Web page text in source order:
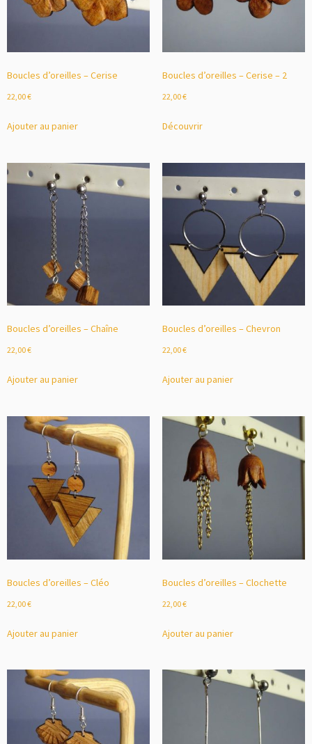
Boucles d’oreilles – Cerise
22,00€
Ajouter au panier
Boucles d’oreilles – Cerise – 2
22,00€
Découvrir
Boucles d’oreilles – Chaîne
22,00€
Ajouter au panier
Boucles d’oreilles – Chevron
22,00€
Ajouter au panier
Boucles d’oreilles – Cléo
22,00€
Ajouter au panier
Boucles d’oreilles – Clochette
22,00€
Ajouter au panier